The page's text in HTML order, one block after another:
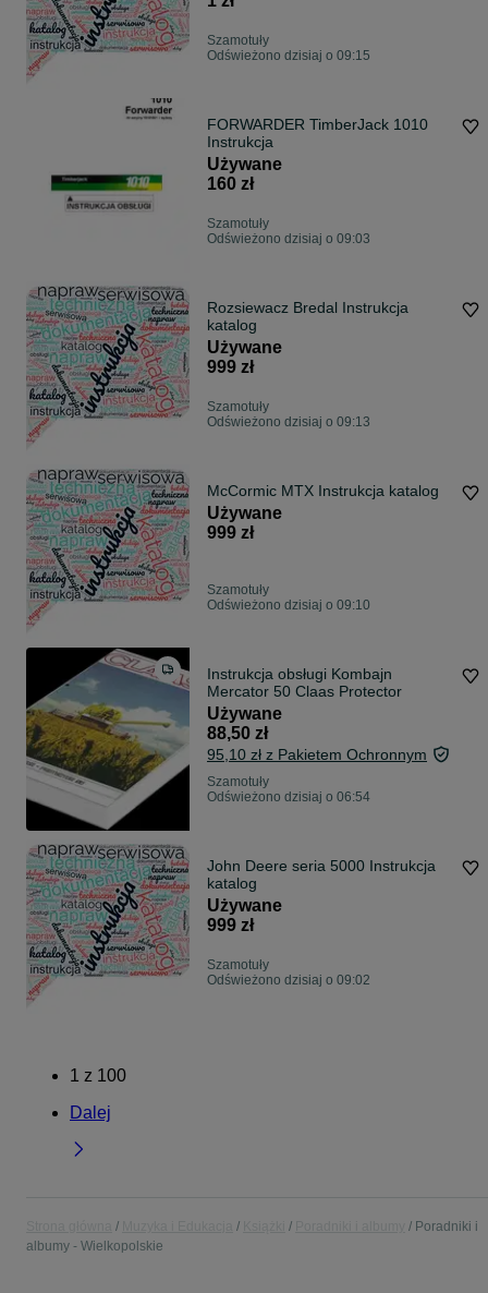
Szamotuły
Odświeżono dzisiaj o 09:15
FORWARDER TimberJack 1010
Instrukcja
Używane
160 zł
Szamotuły
Odświeżono dzisiaj o 09:03
Rozsiewacz Bredal Instrukcja
katalog
Używane
999 zł
Szamotuły
Odświeżono dzisiaj o 09:13
McCormic MTX Instrukcja katalog
Używane
999 zł
Szamotuły
Odświeżono dzisiaj o 09:10
Instrukcja obsługi Kombajn
Mercator 50 Claas Protector
Używane
88,50 zł
95,10 zł z Pakietem Ochronnym
Szamotuły
Odświeżono dzisiaj o 06:54
John Deere seria 5000 Instrukcja
katalog
Używane
999 zł
Szamotuły
Odświeżono dzisiaj o 09:02
1 z 100
Dalej
Poradniki i
albumy - Wielkopolskie